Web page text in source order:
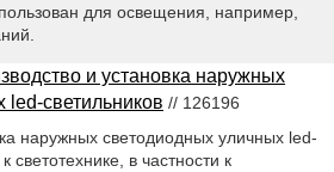
для освещения, например,
и установка наружных
led-светильников // 126196
наружных светодиодных уличных led-
светотехнике, в частности к